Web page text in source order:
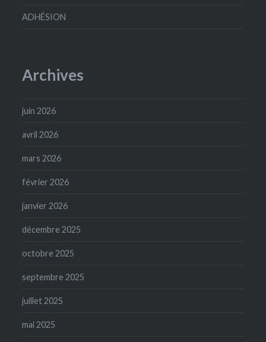
ADHÉSION
Archives
juin 2026
avril 2026
mars 2026
février 2026
janvier 2026
décembre 2025
octobre 2025
septembre 2025
juillet 2025
mai 2025